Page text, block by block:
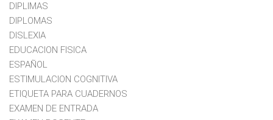
DIPLIMAS
DIPLOMAS
DISLEXIA
EDUCACION FISICA
ESPAÑOL
ESTIMULACION COGNITIVA
ETIQUETA PARA CUADERNOS
EXAMEN DE ENTRADA